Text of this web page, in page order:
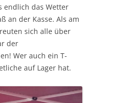
endlich das Wetter
an der Kasse. Als am
sich alle über
der
Wer auch ein T-
auf Lager hat.